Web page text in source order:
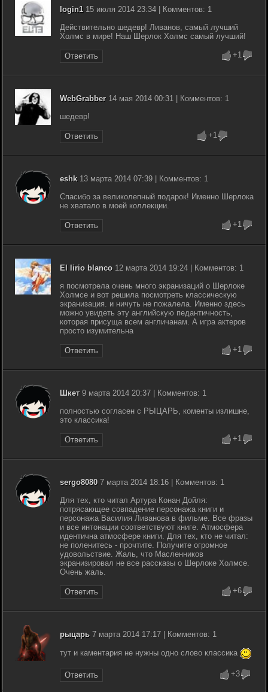
login1 15 июля 2014 23:34 | Комментов: 1
Действительно шедевр! Ливанов, самый лучший
Холмс в мире! Наш Шерлок Холмс самый лучший!
Ответить +1
WebGrabber14 мая 2014 00:31 | Комментов: 1
шедевр!
Ответить +1
eshk13 марта 2014 07:39 | Комментов: 1
Спасибо за великолепный подарок! Именно Шерлока
не хватало в моей коллекции.
Ответить +1
El lirio blanco 12 марта 2014 19:24 | Комментов: 1
я посмотрела очень много экранизаций о Шерлоке
Холмсе и вот решила посмотреть классическую
экранизация. и ничуть не пожалела. Именно здесь
можно увидеть эту английскую педантичность,
которая присуща всем англичанам. А игра актеров
просто изумительна
Ответить +1
Шкет9 марта 2014 20:37 | Комментов: 1
полностью согласен с РЫЦАРЬ, коменты излишне,
это классика!
Ответить +1
sergo80807 марта 2014 18:16 | Комментов: 1
Для тех, кто читал Артура Конан Дойля:
потрясающее совпадение персонажа книги и
персонажа Василия Ливанова в фильме. Все фразы
и все интонации соответствуют книге. Атмосфера
идентична атмосфере книги. Для тех, кто не читал:
не поленитесь - прочтите. Получите огромное
удовольствие. Жаль, что Масленников
экранизировал не все рассказы о Шерлоке Холмсе.
Очень жаль.
Ответить +6
рыцарь 7 марта 2014 17:17 | Комментов: 1
тут и каментария не нужны одно слово классика
Ответить +3